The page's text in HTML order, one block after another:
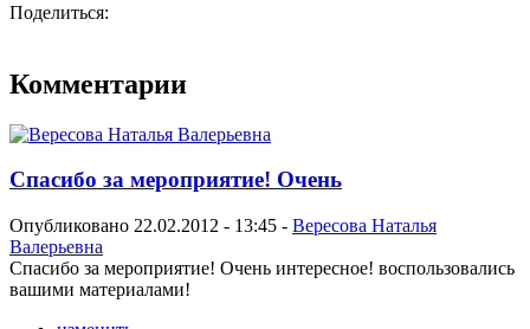
Поделиться:
Комментарии
Спасибо за мероприятие! Очень
Опубликовано 22.02.2012 - 13:45 - Вересова Наталья
Валерьевна
Спасибо за мероприятие! Очень интересное! воспользовались
вашими материалами!